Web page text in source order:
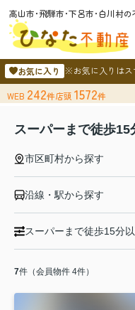
高山市･飛騨市･下呂市･白川村の
お気に入り ※お気に入りはス
WEB 242件店頭 1572件
スーパーまで徒歩
市区町村から探す
沿線・駅から探す
スーパーまで徒歩15分
7件（会員物件 4件）